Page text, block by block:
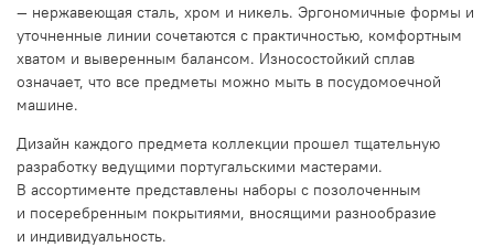
— нержавеющая сталь, хром и никель. Эргономичные формы и
уточненные линии сочетаются с практичностью, комфортным
хватом и выверенным балансом. Износостойкий сплав
означает, что все предметы можно мыть в посудомоечной
машине.
Дизайн каждого предмета коллекции прошел тщательную
разработку ведущими португальскими мастерами.
В ассортименте представлены наборы с позолоченным
и посеребренным покрытиями, вносящими разнообразие
и индивидуальность.